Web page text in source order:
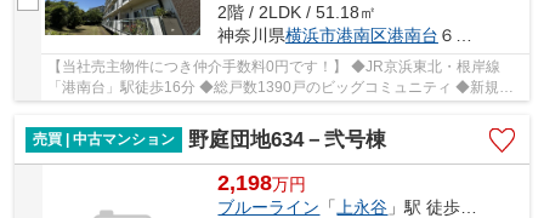
2階 / 2LDK / 51.18㎡
神奈川県横浜市港南区港南台 ６丁目１－46
【当社売主物件につき仲介手数料0円です！】 ◆JR京浜東北・根岸線
「港南台」駅徒歩16分 ◆総戸数1390戸のビッグコミュニティ ◆新規リ
売買 | 中古マンション
野庭団地634－弐号棟
2,198万円
ブルーライン 「 上永谷 」駅 徒歩24分